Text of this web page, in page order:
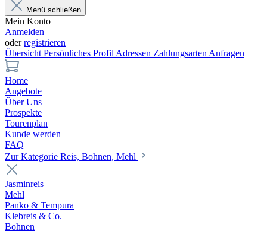
Menü schließen
Mein Konto
Anmelden
oderregistrieren
Übersicht Persönliches Profil Adressen Zahlungsarten Anfragen
Home
Angebote
Über Uns
Prospekte
Tourenplan
Kunde werden
FAQ
Zur Kategorie Reis, Bohnen, Mehl
Jasminreis
Mehl
Panko & Tempura
Klebreis & Co.
Bohnen